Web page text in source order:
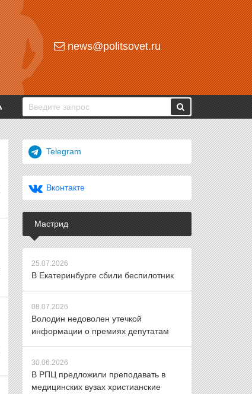
news@politsovet.ru
Telegram
Вконтакте
Мастрид
25.07.2026
В Екатеринбурге сбили беспилотник
08.07.2026
Володин недоволен утечкой
информации о премиях депутатам
30.06.2026
В РПЦ предложили преподавать в
медицинских вузах христианские